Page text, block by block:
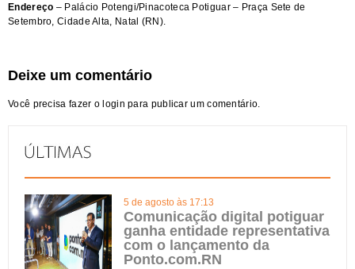
Endereço – Palácio Potengi/Pinacoteca Potiguar – Praça Sete de
Setembro, Cidade Alta, Natal (RN).
Deixe um comentário
Você precisa fazer o login para publicar um comentário.
5 de agosto às 17:13
Comunicação digital potiguar
ganha entidade representativa
com o lançamento da
Ponto.com.RN